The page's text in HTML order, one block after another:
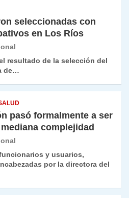
seleccionadas con
en Los Ríos
resultado de la selección del
de…
pasó formalmente a ser
complejidad
y usuarios,
por la directora del